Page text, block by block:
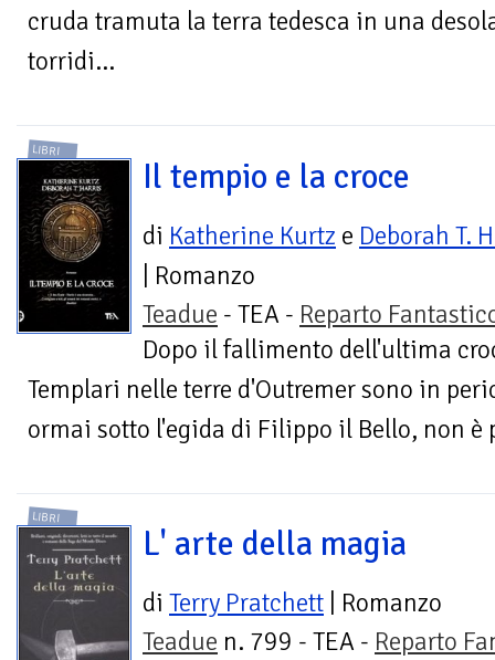
cruda tramuta la terra tedesca in una
torridi...
LIBRI
Il tempio e la croce
di Katherine Kurtz e Deborah T.
| Romanzo
Teadue - TEA - Reparto
Dopo il fallimento dell'ultima
Templari nelle terre d'Outremer sono in
ormai sotto l'egida di Filippo il Bello, non è
LIBRI
L' arte della magia
di Terry Pratchett | Romanzo
Teadue n. 799 - TEA - Reparto